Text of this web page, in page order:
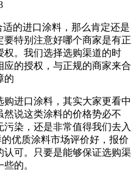
的进口涂料，那么肯定还是
特别注意好哪个商家是有正
。我们选择选购渠道的时
的授权，与正规的商家来合
的
进口涂料，其实大家更看中
说这类涂料的价格势必不
染，还是非常值得我们去入
优质涂料市场评价好，报价
认可。只要是能够保证选购渠
的。